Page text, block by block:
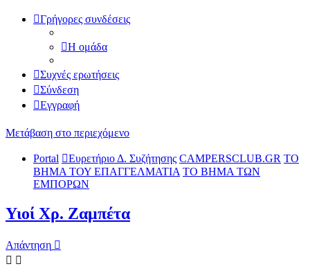
Γρήγορες συνδέσεις
Η ομάδα
Συχνές ερωτήσεις
Σύνδεση
Εγγραφή
Μετάβαση στο περιεχόμενο
Portal Ευρετήριο Δ. Συζήτησης CAMPERSCLUB.GR ΤΟ
ΒΗΜΑ ΤΟΥ ΕΠΑΓΓΕΛΜΑΤΙΑ ΤΟ ΒΗΜΑ ΤΩΝ
ΕΜΠΟΡΩΝ
Υιοί Χρ. Ζαμπέτα
Απάντηση